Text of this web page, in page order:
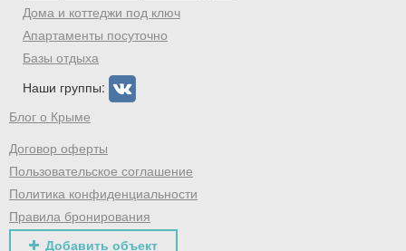
Дома и коттеджи под ключ
Апартаменты посуточно
Базы отдыха
Наши группы:
Блог о Крыме
Договор оферты
Пользовательское соглашение
Политика конфиденциальности
Правила бронирования
Добавить объект